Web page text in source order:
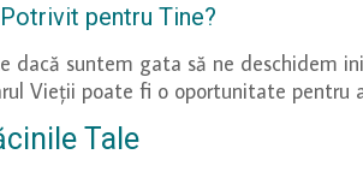
pentru Tine?
dacă suntem gata să ne deschidem
Vieții poate fi o oportunitate pentru
Tale